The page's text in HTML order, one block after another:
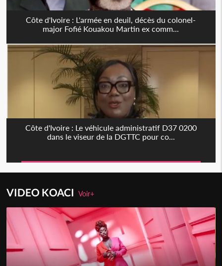
Côte d'Ivoire : L'armée en deuil, décès du colonel-
major Fofié Kouakou Martin ex comm...
Côte d'Ivoire : Le véhicule administratif D37 0200
dans le viseur de la DGTTC pour co...
VIDEO KOACIVoir+